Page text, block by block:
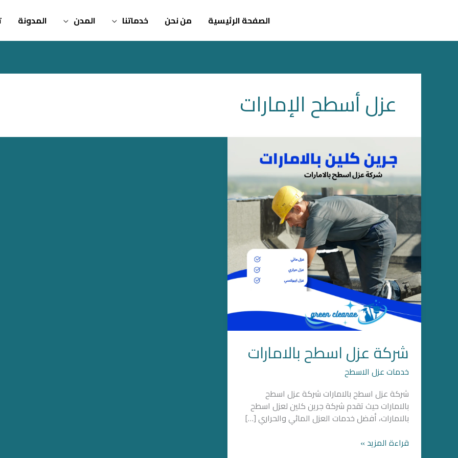
الصفحة الرئيسية من نحن خدماتنا المدن المدونة
عزل أسطح الإمارات
شركة عزل اسطح بالامارات
خدمات عزل الاسطح
شركة عزل اسطح بالامارات شركة عزل اسطح
بالامارات حيث تقدم شركة جرين كلين لعزل اسطح
بالامارات، أفضل خدمات العزل المائي والحراري […]
شركة
عزل
اسطح
بالامارات
قراءة المزيد »